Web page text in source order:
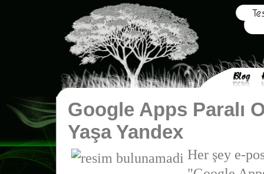
Google Apps Paralı
Yaşa Yandex
Her şey e-